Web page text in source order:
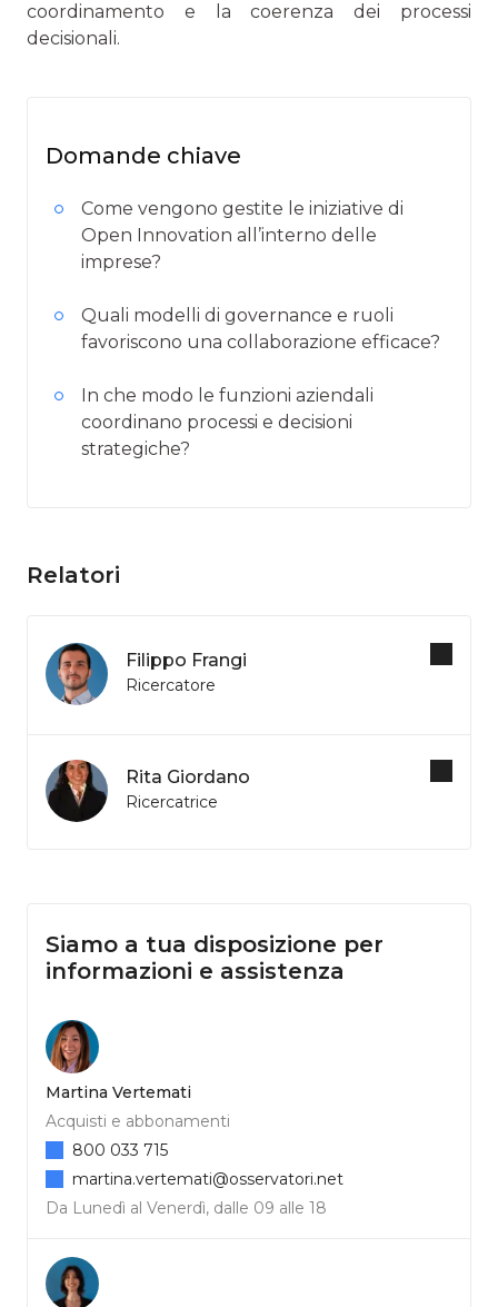
coordinamento e la coerenza dei processi
decisionali.
Domande chiave
Come vengono gestite le iniziative di
Open Innovation all’interno delle
imprese?
Quali modelli di governance e ruoli
favoriscono una collaborazione efficace?
In che modo le funzioni aziendali
coordinano processi e decisioni
strategiche?
Relatori
Filippo Frangi
Ricercatore
Rita Giordano
Ricercatrice
Siamo a tua disposizione per
informazioni e assistenza
Martina Vertemati
Acquisti e abbonamenti
Da Lunedì al Venerdì, dalle 09 alle 18
800 033 715
martina.vertemati@osservatori.net